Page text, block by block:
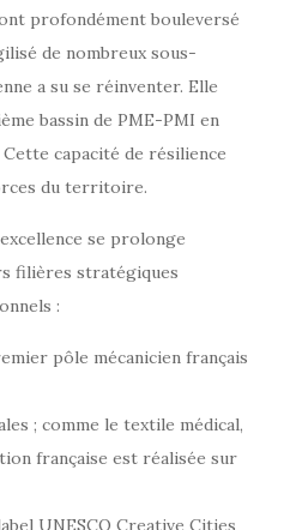
profondément bouleversé
de nombreux sous-
a su se réinventer. Elle
bassin de PME-PMI en
capacité de résilience
du territoire.
se prolonge
filières stratégiques
:
pôle mécanicien français
; comme le textile médical,
française est réalisée sur